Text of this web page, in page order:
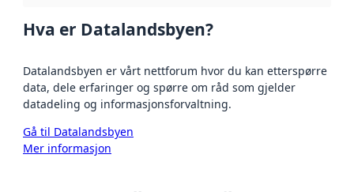
Hva er Datalandsbyen?
Datalandsbyen er vårt nettforum hvor du kan etterspørre
data, dele erfaringer og spørre om råd som gjelder
datadeling og informasjonsforvaltning.
Gå til Datalandsbyen
Mer informasjon